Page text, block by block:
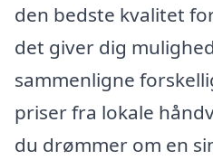
den bedste kvalitet
det giver dig
sammenligne
priser fra lokale
du drømmer om en